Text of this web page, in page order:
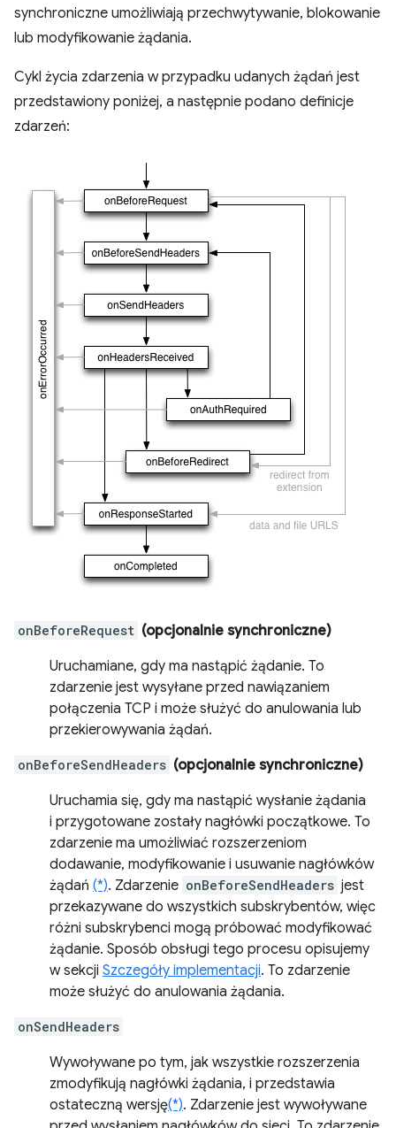
synchroniczne umożliwiają przechwytywanie, blokowanie
lub modyfikowanie żądania.
Cykl życia zdarzenia w przypadku udanych żądań jest
przedstawiony poniżej, a następnie podano definicje
zdarzeń:
onBeforeRequest (opcjonalnie synchroniczne)
Uruchamiane, gdy ma nastąpić żądanie. To
zdarzenie jest wysyłane przed nawiązaniem
połączenia TCP i może służyć do anulowania lub
przekierowywania żądań.
onBeforeSendHeaders (opcjonalnie synchroniczne)
Uruchamia się, gdy ma nastąpić wysłanie żądania
i przygotowane zostały nagłówki początkowe. To
zdarzenie ma umożliwiać rozszerzeniom
dodawanie, modyfikowanie i usuwanie nagłówków
żądań (*). Zdarzenie onBeforeSendHeaders jest
przekazywane do wszystkich subskrybentów, więc
różni subskrybenci mogą próbować modyfikować
żądanie. Sposób obsługi tego procesu opisujemy
w sekcji Szczegóły implementacji. To zdarzenie
może służyć do anulowania żądania.
onSendHeaders
Wywoływane po tym, jak wszystkie rozszerzenia
zmodyfikują nagłówki żądania, i przedstawia
ostateczną wersję(*). Zdarzenie jest wywoływane